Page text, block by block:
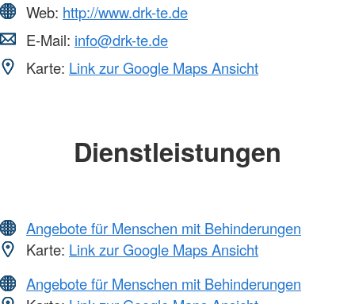
Web: http://www.drk-te.de
E-Mail: info@drk-te.de
Karte: Link zur Google Maps Ansicht
Dienstleistungen
Angebote für Menschen mit Behinderungen
Karte: Link zur Google Maps Ansicht
Angebote für Menschen mit Behinderungen